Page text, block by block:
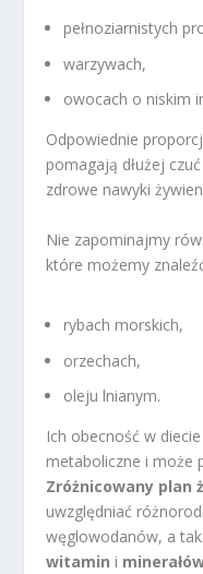
pełnoziarnistych
warzywach,
owocach o niskim
Odpowiednie
pomagają dłużej
zdrowe nawyki
Nie zapominajmy
które możemy
rybach morskich,
orzechach,
oleju lnianym.
Ich obecność w
metaboliczne i może
Zróżnicowany plan
uwzględniać
węglowodanów, a
witamin i